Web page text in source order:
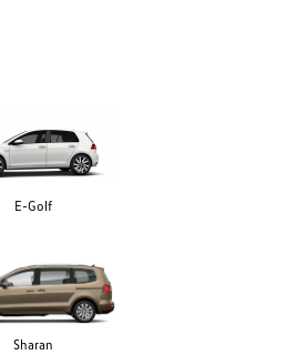
E-Golf
Sharan